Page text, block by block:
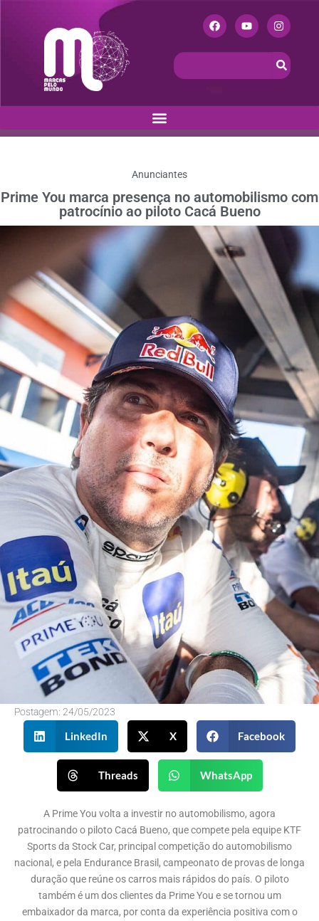
Anunciantes
Prime You marca presença no automobilismo com
patrocínio ao piloto Cacá Bueno
Postagem: 24/05/2023
LinkedIn X Facebook
Threads WhatsApp
A Prime You volta a investir no automobilismo, agora
patrocinando o piloto Cacá Bueno, que compete pela equipe KTF
Sports da Stock Car, principal competição do automobilismo
nacional, e pela Endurance Brasil, campeonato de provas de longa
duração que reúne os carros mais rápidos do país. O piloto
também é um dos clientes da Prime You e se tornou um
embaixador da marca, por conta da experiência positiva com o